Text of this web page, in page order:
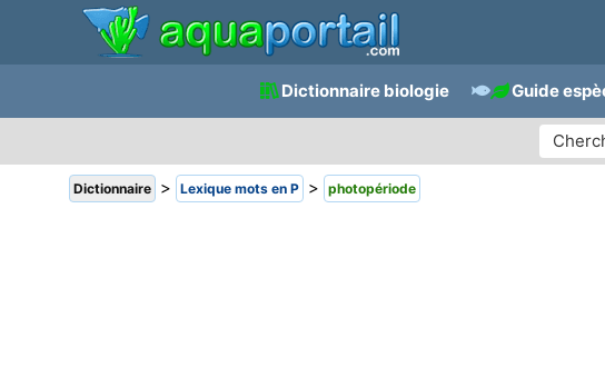
Dictionnaire biologie Guide
Dictionnaire > Lexique mots en P > photopériode